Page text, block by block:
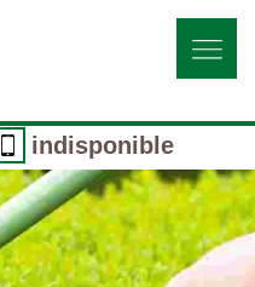
indisponible